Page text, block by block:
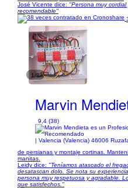
José Vicente dice: "Persona muy
recomendable"
1/8
Marvin
9,4 (38)
| Valencia (Valencia) 46006
de persianas y montaje cortinas.
manitas.
Leidy dice: "Teníamos atascado el
desatascan dolo. Se nota su
persona muy respetuosa y agradable.
que satisfechos."